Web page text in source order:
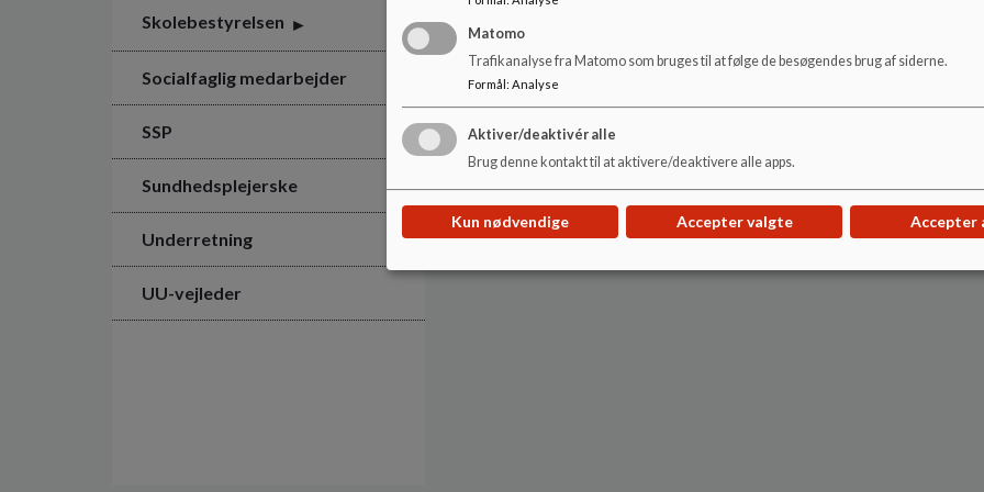
Skolebestyrelsen
Socialfaglig medarbejder
SSP
Sundhedsplejerske
Underretning
UU-vejleder
Matomo
Trafikanalyse fra Matomo som bruges til at følge de besøgendes brug af siderne.
Formål: Analyse
Aktiver/deaktivér alle
Brug denne kontakt til at aktivere/deaktivere alle apps.
Kun nødvendige Accepter valgte Accepter